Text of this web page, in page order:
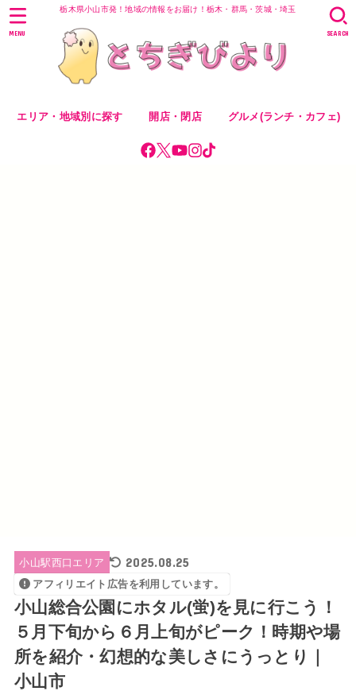
栃木県小山市発！地域の情報をお届け！栃木・群馬・茨城・埼玉
エリア・地域別に探す 開店・閉店 グルメ(ランチ・カフェ)
SEARCH
MENU
小山駅西口エリア 2025.08.25
アフィリエイト広告を利用しています。
小山総合公園にホタル(蛍)を見に行こう！
５月下旬から６月上旬がピーク！時期や場
所を紹介・幻想的な美しさにうっとり｜
小山市